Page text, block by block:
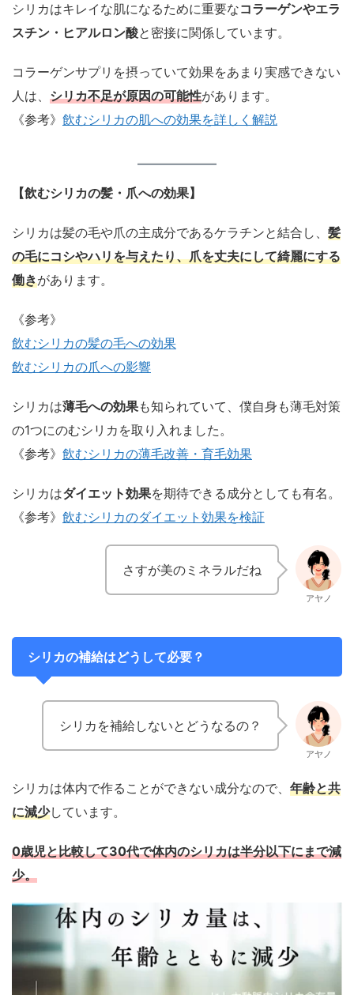
シリカはキレイな肌になるために重要なコラーゲンやエラ
スチン・ヒアルロン酸と密接に関係しています。
コラーゲンサプリを摂っていて効果をあまり実感できない
人は、 シリカ不足が原因の可能性があります。
《参考》 飲むシリカの肌への効果を詳しく解説
【飲むシリカの髪・爪への効果】
シリカは髪の毛や爪の主成分であるケラチンと結合し、 髪
の毛にコシやハリを与えたり、爪を丈夫にして綺麗にする
働きがあります。
《参考》
飲むシリカの髪の毛への効果
飲むシリカの爪への影響
シリカは薄毛への効果も知られていて、僕自身も薄毛対策
の1つにのむシリカを取り入れました。
《参考》 飲むシリカの薄毛改善・育毛効果
シリカはダイエット効果を期待できる成分としても有名。
《参考》 飲むシリカのダイエット効果を検証
さすが美のミネラルだね
アヤノ
シリカの補給はどうして必要？
シリカを補給しないとどうなるの？
アヤノ
シリカは体内で作ることができない成分なので、 年齢と共
に減少しています。
0歳児と比較して30代で体内のシリカは半分以下にまで減
少。